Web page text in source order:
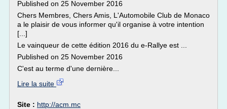
Published on 25 November 2016
Chers Membres, Chers Amis, L'Automobile Club de Monaco
a le plaisir de vous informer qu'il organise à votre intention
[...]
Le vainqueur de cette édition 2016 du e-Rallye est ...
Published on 25 November 2016
C'est au terme d'une dernière...
Lire la suite
Site : http://acm.mc